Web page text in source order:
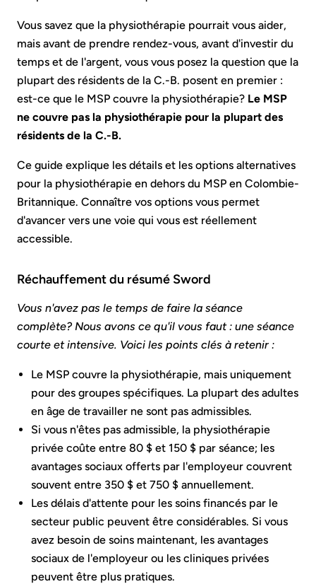
Vous savez que la physiothérapie pourrait vous aider,
mais avant de prendre rendez-vous, avant d'investir du
temps et de l'argent, vous vous posez la question que la
plupart des résidents de la C.-B. posent en premier :
est-ce que le MSP couvre la physiothérapie? Le MSP
ne couvre pas la physiothérapie pour la plupart des
résidents de la C.-B.
Ce guide explique les détails et les options alternatives
pour la physiothérapie en dehors du MSP en Colombie-
Britannique. Connaître vos options vous permet
d'avancer vers une voie qui vous est réellement
accessible.
Réchauffement du résumé Sword
Vous n'avez pas le temps de faire la séance
complète? Nous avons ce qu'il vous faut : une séance
courte et intensive. Voici les points clés à retenir :
Le MSP couvre la physiothérapie, mais uniquement
pour des groupes spécifiques. La plupart des adultes
en âge de travailler ne sont pas admissibles.
Si vous n'êtes pas admissible, la physiothérapie
privée coûte entre 80 $ et 150 $ par séance; les
avantages sociaux offerts par l'employeur couvrent
souvent entre 350 $ et 750 $ annuellement.
Les délais d'attente pour les soins financés par le
secteur public peuvent être considérables. Si vous
avez besoin de soins maintenant, les avantages
sociaux de l'employeur ou les cliniques privées
peuvent être plus pratiques.